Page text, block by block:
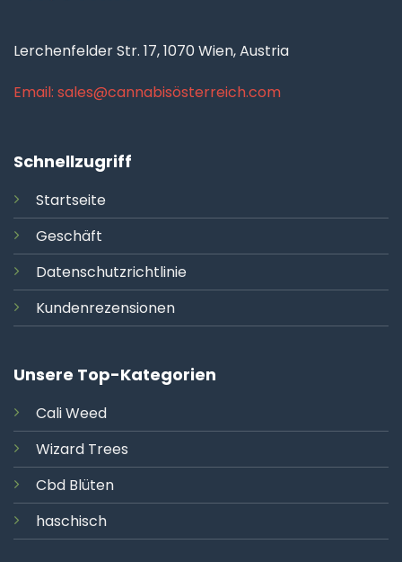
Lerchenfelder Str. 17, 1070 Wien, Austria
Email: sales@cannabisösterreich.com
Schnellzugriff
Startseite
Geschäft
Datenschutzrichtlinie
Kundenrezensionen
Unsere Top-Kategorien
CaliWeed
Wizard Trees
Cbd Blüten
haschisch